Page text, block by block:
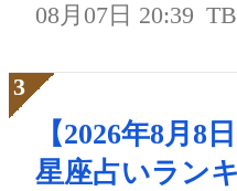
08月07日 20:39
【2026年8月8
星座占いラン